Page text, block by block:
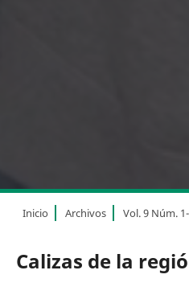
Inicio Archivos Vol. 9 Núm.
Calizas de la